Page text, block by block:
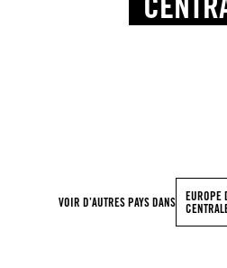
VOIR D’AUTRES PAYS DANS
EUROPE